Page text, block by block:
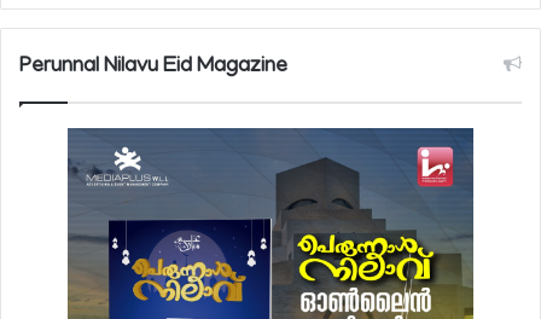
Perunnal Nilavu Eid Magazine